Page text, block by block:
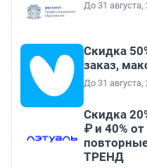
До 31 августа,
Скидка
заказ,
До 31 августа,
Скидка
₽ и 40%
ТРЕНД